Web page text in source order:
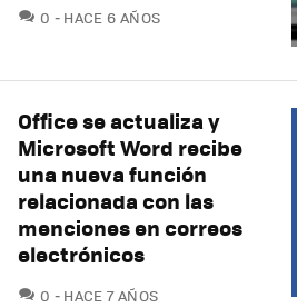
0 COMENTARIOS
HACE 6 AÑOS
Office se actualiza y
Microsoft Word recibe
una nueva función
relacionada con las
menciones en correos
electrónicos
0 COMENTARIOS
HACE 7 AÑOS